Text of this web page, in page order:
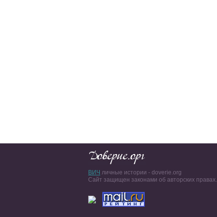
ВИЧ личные истории - doverie.org
Сайт защищен законами об авторских